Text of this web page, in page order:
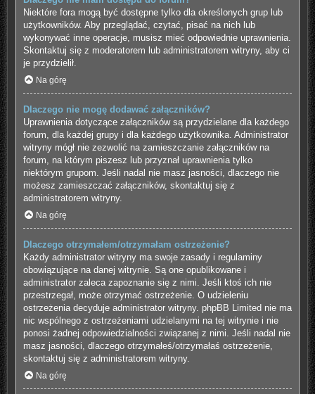
Niektóre fora mogą być dostępne tylko dla określonych grup lub
użytkowników. Aby przeglądać, czytać, pisać na nich lub
wykonywać inne operacje, musisz mieć odpowiednie uprawnienia.
Skontaktuj się z moderatorem lub administratorem witryny, aby ci
je przydzielił.
Na górę
Dlaczego nie mogę dodawać załączników?
Uprawnienia dotyczące załączników są przydzielane dla każdego
forum, dla każdej grupy i dla każdego użytkownika. Administrator
witryny mógł nie zezwolić na zamieszczanie załączników na
forum, na którym piszesz lub przyznał uprawnienia tylko
niektórym grupom. Jeśli nadal nie masz jasności, dlaczego nie
możesz zamieszczać załączników, skontaktuj się z
administratorem witryny.
Na górę
Dlaczego otrzymałem/otrzymałam ostrzeżenie?
Każdy administrator witryny ma swoje zasady i regulaminy
obowiązujące na danej witrynie. Są one opublikowane i
administrator zaleca zapoznanie się z nimi. Jeśli ktoś ich nie
przestrzegał, może otrzymać ostrzeżenie. O udzieleniu
ostrzeżenia decyduje administrator witryny. phpBB Limited nie ma
nic wspólnego z ostrzeżeniami udzielanymi na tej witrynie i nie
ponosi żadnej odpowiedzialności związanej z nimi. Jeśli nadal nie
masz jasności, dlaczego otrzymałeś/otrzymałaś ostrzeżenie,
skontaktuj się z administratorem witryny.
Na górę